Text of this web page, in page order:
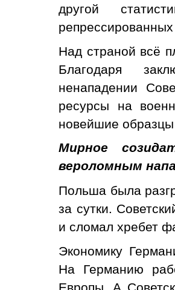
другой
Над страной всё
Благодаря
ненападении
ресурсы на
новейшие
Мирное
вероломным
Польша была
за сутки.
и сломал хребет
Экономику
На Германию
Европы. А